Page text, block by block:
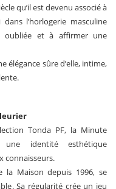
qu’il est devenu associé à
l’horlogerie masculine
oubliée et à affirmer une
élégance sûre d’elle, intime,
Tonda PF, la Minute
une identité esthétique
connaisseurs.
la Maison depuis 1996, se
Sa régularité crée un jeu